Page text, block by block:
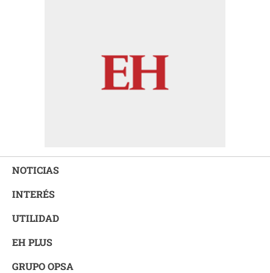
NOTICIAS
INTERÉS
UTILIDAD
EH PLUS
GRUPO OPSA